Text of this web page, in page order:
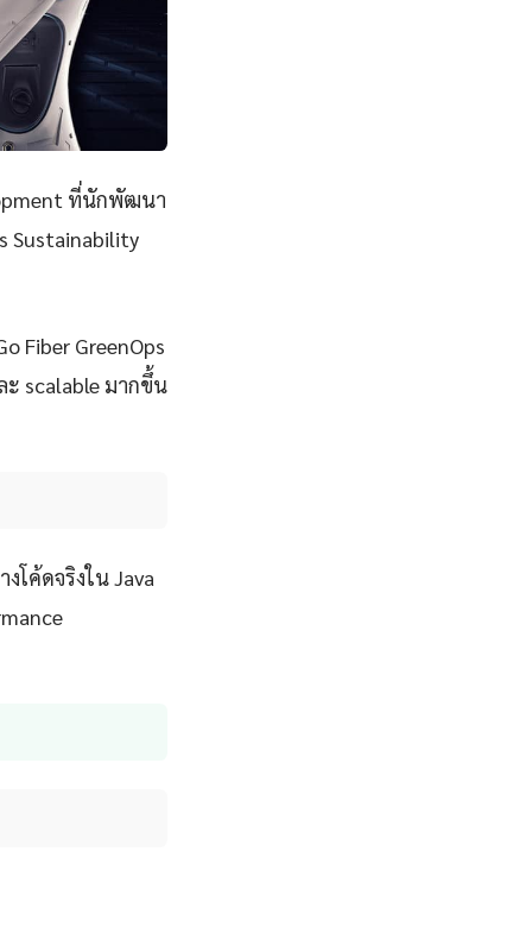
ที่นักพัฒนา
Sustainability
Fiber GreenOps
scalable มากขึ้น
โค้ดจริงใน Java